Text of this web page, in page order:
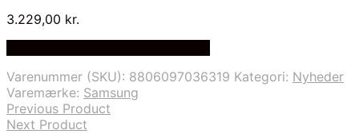
3.229,00 kr.
Varenummer (SKU): 8806097036319 Kategori: Nyheder
Varemærke: Samsung
Previous Product
Next Product